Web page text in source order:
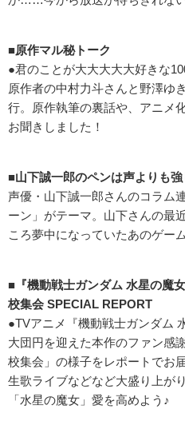
■原作マル秘トーク
●君のことが大大大大大好きな
原作者の中村力斗さんと野澤ゆ
行。原作執筆の裏話や、アニメ
お聞きしました！
■山下誠一郎のペンは声よりも強
声優・山下誠一郎さんのコラム
ーン」がテーマ。山下さんの最
ころ夢中になっていたあのゲー
■『機動戦士ガンダム 水星の魔
校集会 SPECIAL REPORT
●TVアニメ『機動戦士ガンダム
大団円を迎えた本作のファン感
校集会」の様子をレポートでお
生歌ライブなどなど大盛り上が
「水星の魔女」愛を高めよう♪